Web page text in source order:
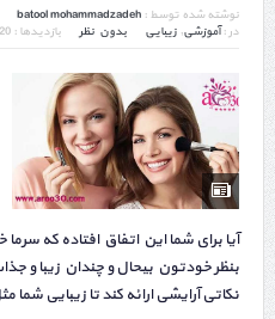
نوشته شده توسط : batool mohammadzadeh
در :آموزشی, زیبایی بدون نظر بازدیدها : 920
آیا برای شما این اتفاق افتاده که سرما
بنظر خودتون بیحال و چندان زیبا و
نکاتی آرایشی ارائه کند تا زیبایی